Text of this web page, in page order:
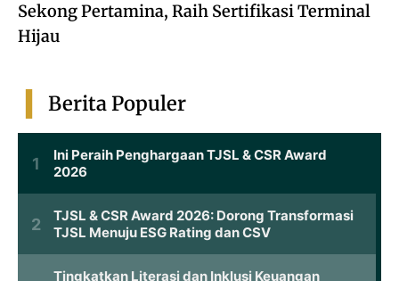
Sekong Pertamina, Raih Sertifikasi Terminal
Hijau
Berita Populer